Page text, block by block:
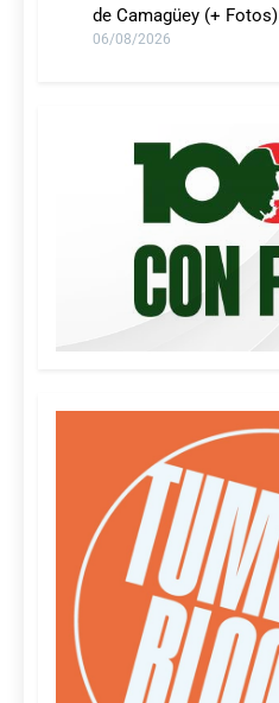
de Camagüey (+ Fotos)
06/08/2026